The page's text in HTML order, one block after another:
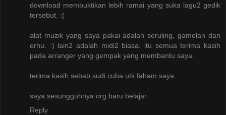
download membuktikan lebih ramai yang suka lagu2 gedik
tersebut. :(
alat muzik yang saya pakai adalah seruling, gamelan dan
erhu. :) lain2 adalah midi2 biasa. itu semua terima kasih
pada arranger yang gempak yang membantu saya.
terima kasih sebab sudi cuba utk faham saya.
saya sesungguhnya org baru belajar.
Reply